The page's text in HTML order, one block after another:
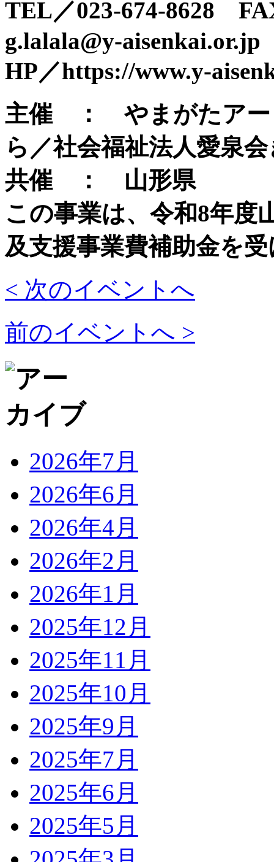
TEL／023-674-8628
g.lalala@y-aisenkai.or.jp
HP／https://www.y-
主催 ： やまがたアー
ら／社会福祉法人愛泉
共催 ： 山形県
この事業は、令和8年度
及支援事業費補助金を
< 次のイベントへ
前のイベントへ >
2026年7月
2026年6月
2026年4月
2026年2月
2026年1月
2025年12月
2025年11月
2025年10月
2025年9月
2025年7月
2025年6月
2025年5月